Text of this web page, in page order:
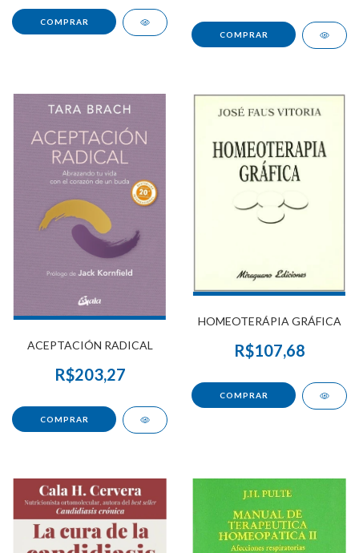
ACEPTACIÓN RADICAL
R$203,27
HOMEOTERÁPIA GRÁFICA
R$107,68